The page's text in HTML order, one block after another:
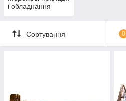
і обладнання
Сортування 0